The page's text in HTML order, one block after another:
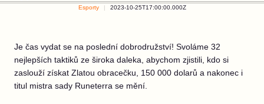
Esporty 2023-10-25T17:00:00.000Z
Je čas vydat se na poslední dobrodružství! Svoláme 32
nejlepších taktiků ze široka daleka, abychom zjistili, kdo si
zaslouží získat Zlatou obracečku, 150 000 dolarů a nakonec i
titul mistra sady Runeterra se mění.